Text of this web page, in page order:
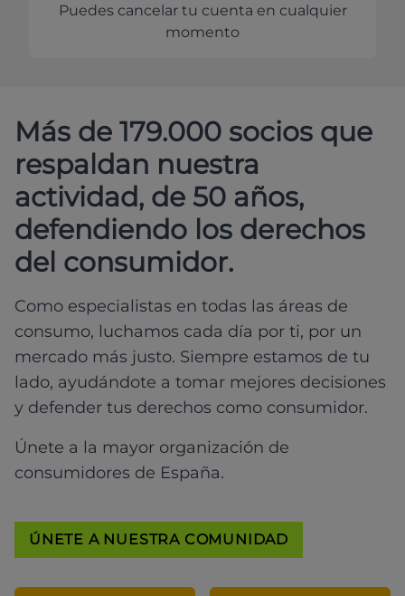
Puedes cancelar tu cuenta en cualquier
momento
Más de 179.000 socios que
respaldan nuestra
actividad, de 50 años,
defendiendo los derechos
del consumidor.
Como especialistas en todas las áreas de
consumo, luchamos cada día por ti, por un
mercado más justo. Siempre estamos de tu
lado, ayudándote a tomar mejores decisiones
y defender tus derechos como consumidor.
Únete a la mayor organización de
consumidores de España.
ÚNETE A NUESTRA COMUNIDAD